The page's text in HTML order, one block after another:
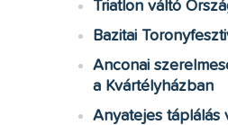
Triatlon váltó
Bazitai
Anconai
a Kvártélyházban
Anyatejes táplálás